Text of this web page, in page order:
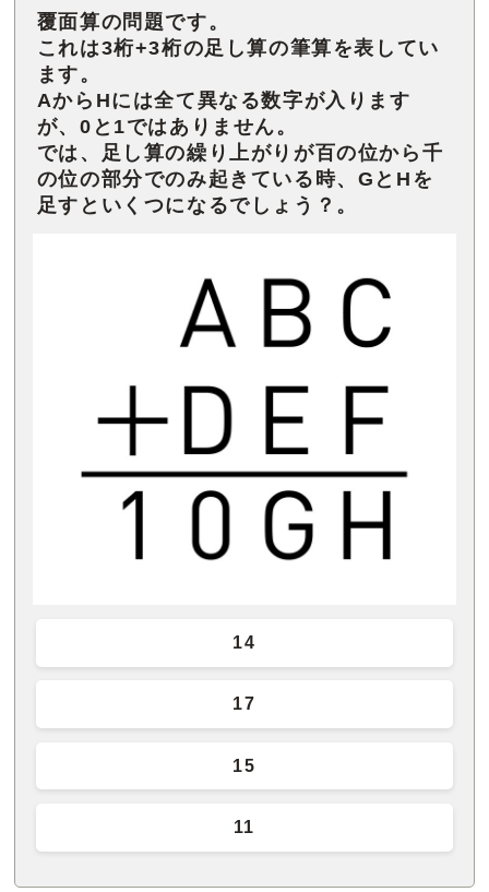
覆面算の問題です。
これは3桁+3桁の足し算の筆算を表してい
ます。
AからHには全て異なる数字が入ります
が、0と1ではありません。
では、足し算の繰り上がりが百の位から千
の位の部分でのみ起きている時、GとHを
足すといくつになるでしょう？。
14
17
15
11